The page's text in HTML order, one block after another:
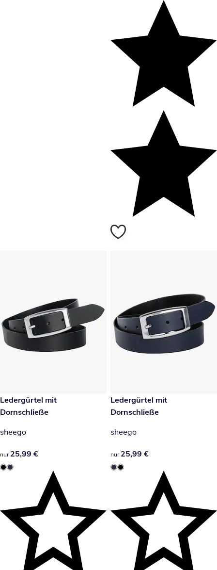
25,99 €
Ledergürtel mit
Dornschließe
sheego
25,99 €
nur 25,99 €
25,99 €
Ledergürtel mit
Dornschließe
sheego
25,99 €
nur 25,99 €